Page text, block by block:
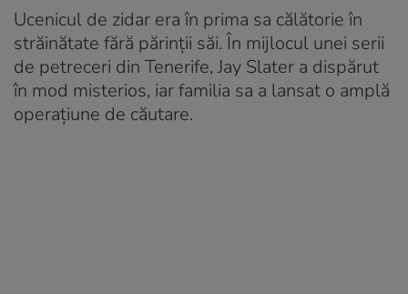
Ucenicul de zidar era în prima sa călătorie în
străinătate fără părinții săi. În mijlocul unei serii
de petreceri din Tenerife, Jay Slater a dispărut
în mod misterios, iar familia sa a lansat o amplă
operațiune de căutare.